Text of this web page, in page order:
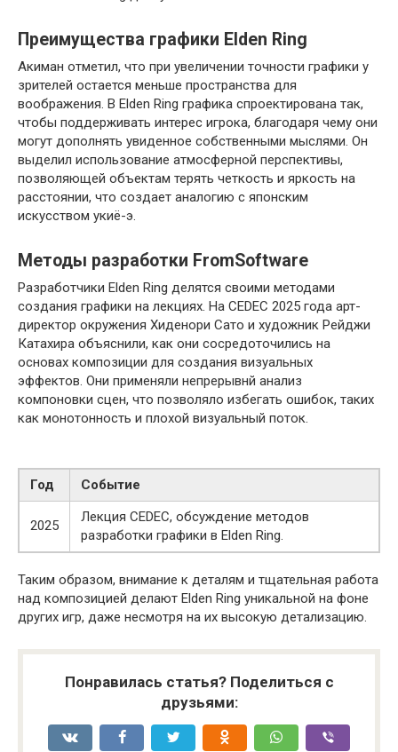
Преимущества графики Elden Ring
Акиман отметил, что при увеличении точности графики у
зрителей остается меньше пространства для
воображения. В Elden Ring графика спроектирована так,
чтобы поддерживать интерес игрока, благодаря чему они
могут дополнять увиденное собственными мыслями. Он
выделил использование атмосферной перспективы,
позволяющей объектам терять четкость и яркость на
расстоянии, что создает аналогию с японским
искусством укиё-э.
Методы разработки FromSoftware
Разработчики Elden Ring делятся своими методами
создания графики на лекциях. На CEDEC 2025 года арт-
директор окружения Хиденори Сато и художник Рейджи
Катахира объяснили, как они сосредоточились на
основах композиции для создания визуальных
эффектов. Они применяли непрерывнй анализ
компоновки сцен, что позволяло избегать ошибок, таких
как монотонность и плохой визуальный поток.
Год Событие
2025
Лекция CEDEC, обсуждение методов
разработки графики в Elden Ring.
Таким образом, внимание к деталям и тщательная работа
над композицией делают Elden Ring уникальной на фоне
других игр, даже несмотря на их высокую детализацию.
Понравилась статья? Поделиться с
друзьями: